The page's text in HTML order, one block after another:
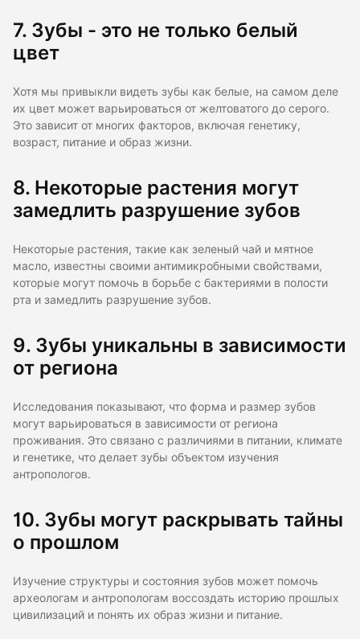
7. Зубы - это не только белый
цвет
Хотя мы привыкли видеть зубы как белые, на самом деле
их цвет может варьироваться от желтоватого до серого.
Это зависит от многих факторов, включая генетику,
возраст, питание и образ жизни.
8. Некоторые растения могут
замедлить разрушение зубов
Некоторые растения, такие как зеленый чай и мятное
масло, известны своими антимикробными свойствами,
которые могут помочь в борьбе с бактериями в полости
рта и замедлить разрушение зубов.
9. Зубы уникальны в зависимости
от региона
Исследования показывают, что форма и размер зубов
могут варьироваться в зависимости от региона
проживания. Это связано с различиями в питании, климате
и генетике, что делает зубы объектом изучения
антропологов.
10. Зубы могут раскрывать тайны
о прошлом
Изучение структуры и состояния зубов может помочь
археологам и антропологам воссоздать историю прошлых
цивилизаций и понять их образ жизни и питание.